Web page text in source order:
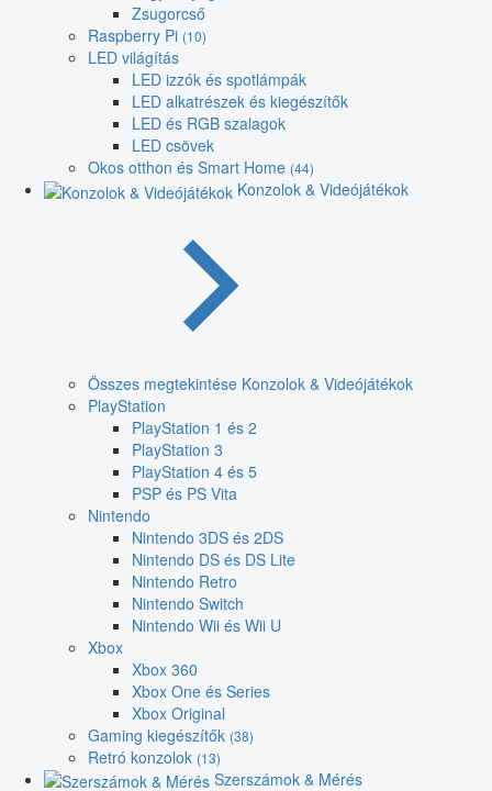
Zsugorcső
Raspberry Pi (10)
LED világítás
LED izzók és spotlámpák
LED alkatrészek és kiegészítők
LED és RGB szalagok
LED csövek
Okos otthon és Smart Home (44)
Konzolok & Videójátékok
Összes megtekintése Konzolok & Videójátékok
PlayStation
PlayStation 1 és 2
PlayStation 3
PlayStation 4 és 5
PSP és PS Vita
Nintendo
Nintendo 3DS és 2DS
Nintendo DS és DS Lite
Nintendo Retro
Nintendo Switch
Nintendo Wii és Wii U
Xbox
Xbox 360
Xbox One és Series
Xbox Original
Gaming kiegészítők (38)
Retró konzolok (13)
Szerszámok & Mérés